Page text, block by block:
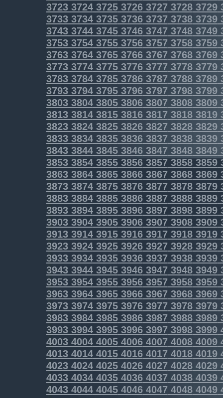
37233724372537263727 37283729
37333734373537363737 37383739
37433744374537463747 37483749
37533754375537563757 37583759
37633764376537663767 37683769
3773377437753776377737783779
37833784378537863787 37883789
37933794379537963797 37983799
38033804380538063807 38083809
38133814381538163817 38183819
38233824382538263827 38283829
38333834383538363837 38383839
38433844384538463847 38483849
3853385438553856385738583859
3863386438653866386738683869
3873387438753876387738783879
3883388438853886388738883889
3893389438953896389738983899
3903390439053906390739083909
3913391439153916391739183919
3923392439253926392739283929
3933393439353936393739383939
3943394439453946394739483949
3953395439553956395739583959
3963396439653966396739683969
3973397439753976397739783979
3983398439853986398739883989
3993399439953996399739983999
4003400440054006400740084009
40134014401540164017 40184019
4023402440254026402740284029
40334034403540364037 40384039
40434044404540464047 40484049